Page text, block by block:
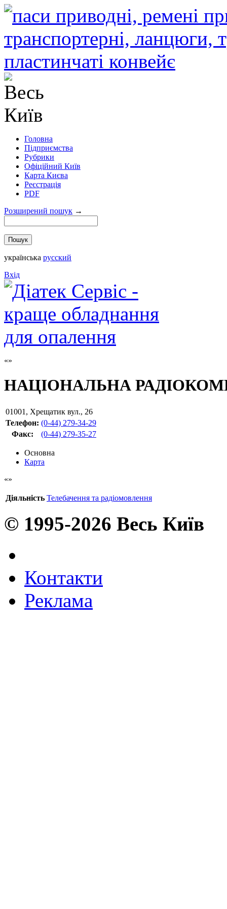
Головна
Підприємства
Рубрики
Офіційний Київ
Карта Києва
Реєстрація
PDF
Розширений пошук →
українська русский
Вхід
НАЦІОНАЛЬНА
01001 , Хрещатик вул., 26
Телефон: (0-44) 279-34-29
Факс: (0-44) 279-35-27
Основна
Карта
Діяльність Телебачення та радіомовлення
© 1995-2026 Весь Київ
Контакти
Реклама